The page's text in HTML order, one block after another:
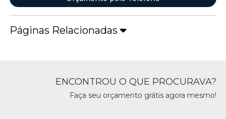
Páginas Relacionadas
ENCONTROU O QUE PROCURAVA?
Faça seu orçamento grátis agora mesmo!